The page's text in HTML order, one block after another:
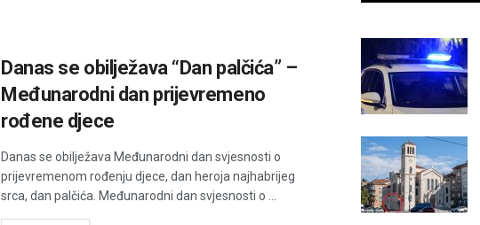
Danas se obilježava “Dan palčića” –
Međunarodni dan prijevremeno
rođene djece
Danas se obilježava Međunarodni dan svjesnosti o
prijevremenom rođenju djece, dan heroja najhabrijeg
srca, dan palčića. Međunarodni dan svjesnosti o ...